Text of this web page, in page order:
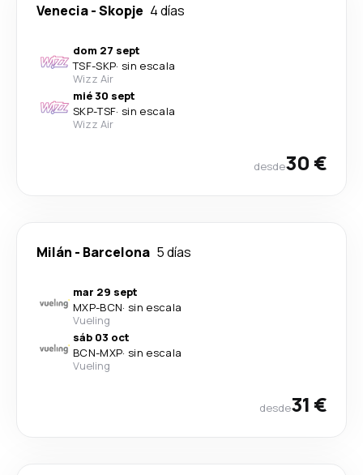
Venecia-Skopje 4 días
dom 27 sept
TSF-SKP· sin escala
Wizz Air
mié 30 sept
SKP-TSF· sin escala
Wizz Air
desde30 €
Milán - Barcelona 5 días
mar 29 sept
MXP-BCN· sin escala
Vueling
sáb 03 oct
BCN-MXP· sin escala
Vueling
desde31 €